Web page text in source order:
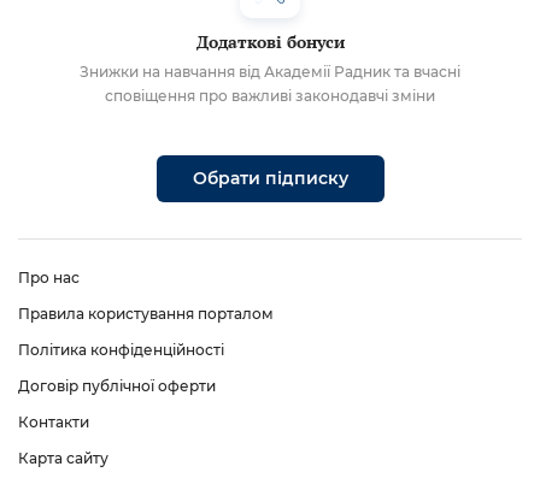
Додаткові бонуси
Знижки на навчання від Академії Радник та вчасні
сповіщення про важливі законодавчі зміни
Обрати підписку
Про нас
Правила користування порталом
Політика конфіденційності
Договір публічної оферти
Контакти
Карта сайту